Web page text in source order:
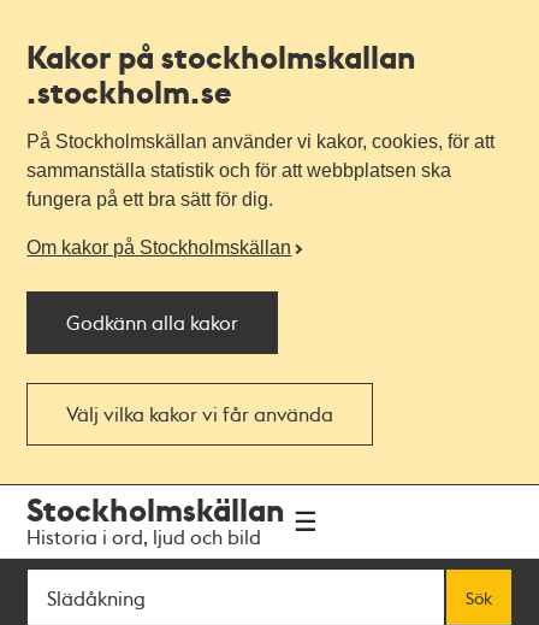
Kakor på stockholmskallan
.stockholm.se
På Stockholmskällan använder vi kakor, cookies, för att
sammanställa statistik och för att webbplatsen ska
fungera på ett bra sätt för dig.
Om kakor på Stockholmskällan
Godkänn alla kakor
Välj vilka kakor vi får använda
navigationen
huvudinnehållet
Stockholmskällan
Historia i ord, ljud och bild
Sök
Sök